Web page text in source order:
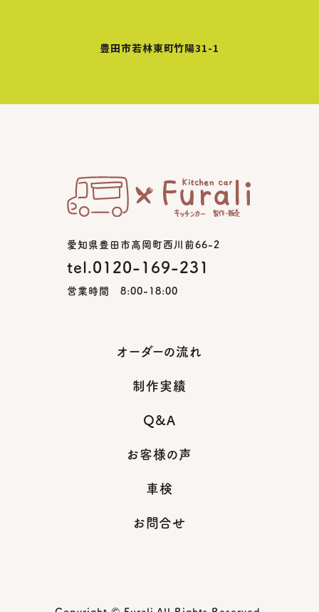
豊田市若林東町竹陽31-1
愛知県豊田市高岡町西川前66-2
tel.0120-169-231
営業時間 8:00-18:00
オーダーの流れ
制作実績
Q&A
お客様の声
車検
お問合せ